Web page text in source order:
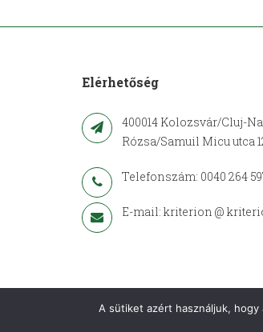
Elérhetőség
400014 Kolozsvár/Cluj-
Rózsa/Samuil Micu utca
Telefonszám: 0040 264
E-mail: kriterion @
A sütiket azért használjuk,